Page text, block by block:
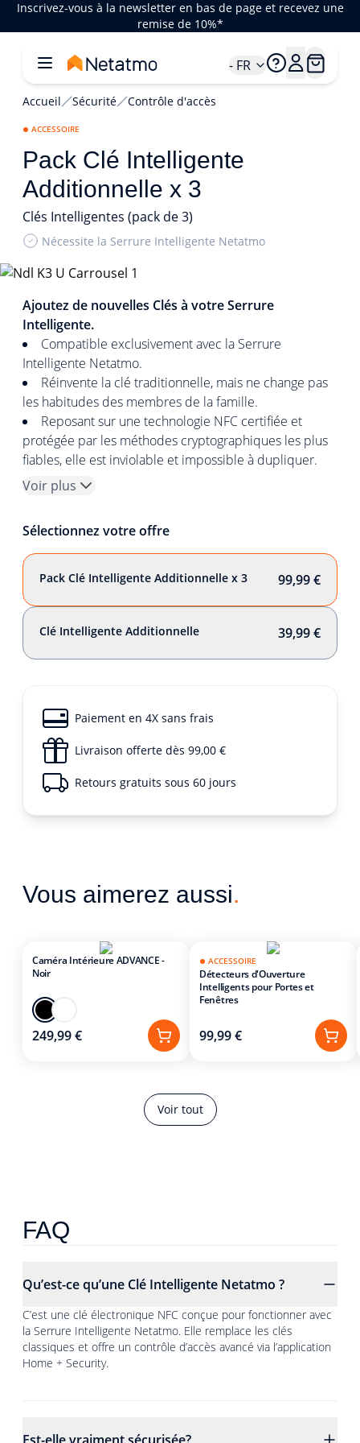
Inscrivez-vous à la newsletter en bas de page et recevez une
remise de 10%*
- FR
Accueil Sécurité Contrôle d'accès
ACCESSOIRE
Pack Clé Intelligente
Additionnelle x 3
Clés Intelligentes (pack de 3)
Nécessite la Serrure Intelligente Netatmo
Ajoutez de nouvelles Clés à votre Serrure
Intelligente.
Compatible exclusivement avec la Serrure
Intelligente Netatmo.
Réinvente la clé traditionnelle, mais ne change pas
les habitudes des membres de la famille.
Reposant sur une technologie NFC certifiée et
protégée par les méthodes cryptographiques les plus
fiables, elle est inviolable et impossible à dupliquer.
Voir plus
Sélectionnez votre offre
Pack Clé Intelligente Additionnelle x 3 99,99 €
Clé Intelligente Additionnelle 39,99 €
Paiement en 4X sans frais
Livraison offerte dès 99,00 €
Retours gratuits sous 60 jours
Vous aimerez aussi.
Voir tout
Caméra Intérieure ADVANCE -
Noir
249,99 €
ACCESSOIRE
Détecteurs d'Ouverture
Intelligents pour Portes et
Fenêtres
99,99 €
FAQ
Qu’est-ce qu’une Clé Intelligente Netatmo ?
C’est une clé électronique NFC conçue pour fonctionner avec
la Serrure Intelligente Netatmo. Elle remplace les clés
classiques et offre un contrôle d’accès avancé via l’application
Home + Security.